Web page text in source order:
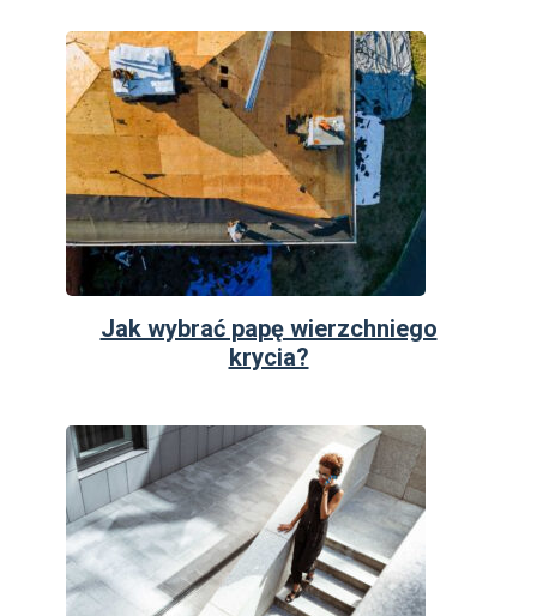
Jak wybrać papę wierzchniego
krycia?